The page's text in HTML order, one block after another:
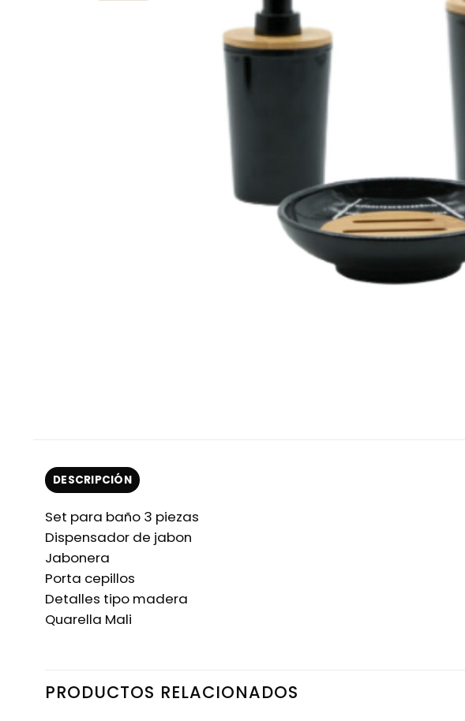
DESCRIPCIÓN
Set para baño 3 piezas
Dispensador de jabon
Jabonera
Porta cepillos
Detalles tipo madera
Quarella Mali
PRODUCTOS RELACIONADOS